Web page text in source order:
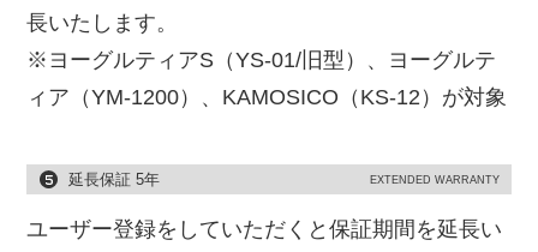
長いたします。
※ヨーグルティアS（YS-01/旧型）、ヨーグルテ
ィア（YM-1200）、KAMOSICO（KS-12）が対象
延長保証 5年 EXTENDED WARRANTY
ユーザー登録をしていただくと保証期間を延長い